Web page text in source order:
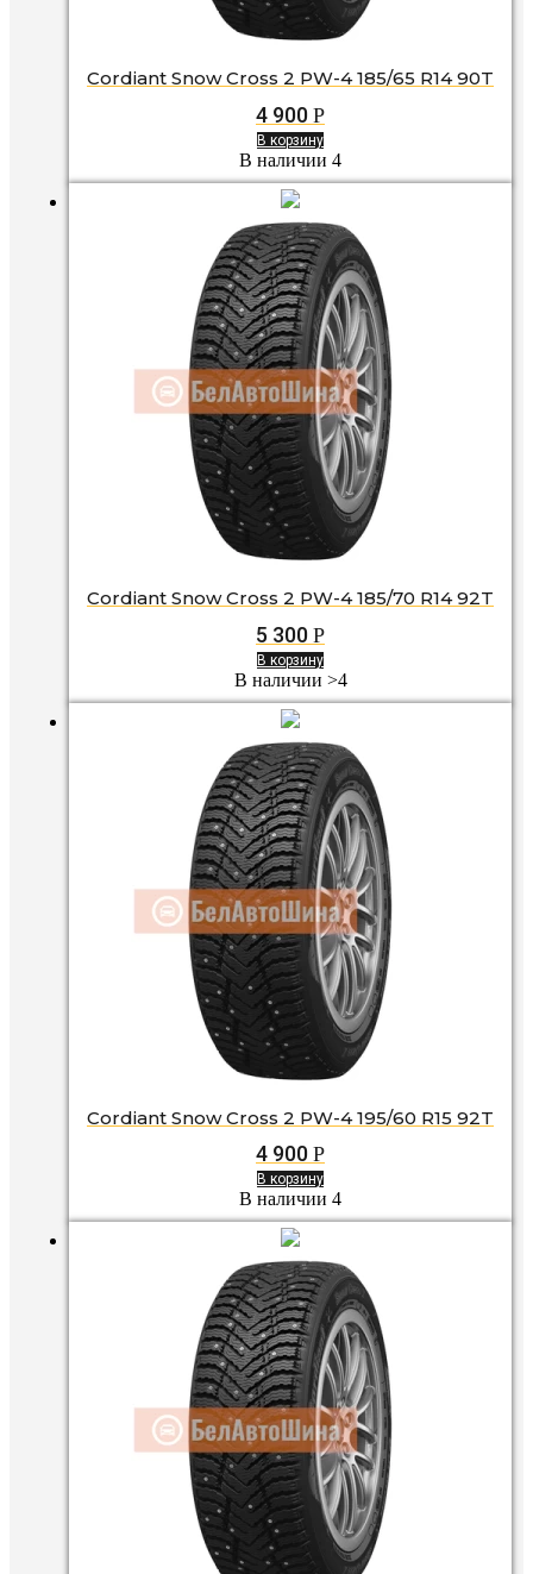
Cordiant Snow Cross 2 PW-4 185/65 R14 90T
4 900 Р
В корзину
В наличии 4
Cordiant Snow Cross 2 PW-4 185/70 R14 92T
5 300 Р
В корзину
В наличии >4
Cordiant Snow Cross 2 PW-4 195/60 R15 92T
4 900 Р
В корзину
В наличии 4